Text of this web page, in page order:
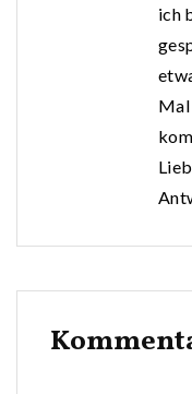
ich
Mal